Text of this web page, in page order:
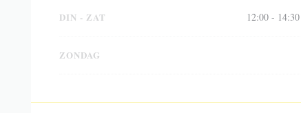
DIN - ZAT 12:00 - 14:30
ZONDAG